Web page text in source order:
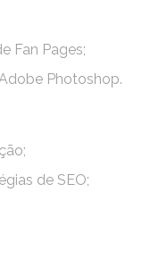
Fan Pages;
Photoshop.
de SEO;